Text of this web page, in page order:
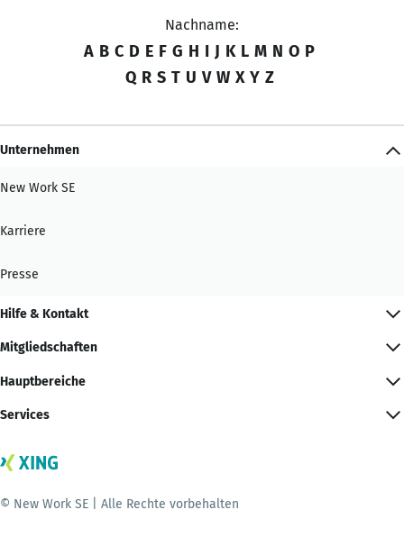
Nachname:
A B C D E F G H I J K L M N O P
Q R S T U V W X Y Z
Unternehmen
New Work SE
Karriere
Presse
Hilfe & Kontakt
Mitgliedschaften
Hauptbereiche
Services
© New Work SE | Alle Rechte vorbehalten